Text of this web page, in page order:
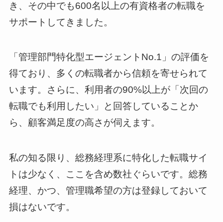
き、その中でも600名以上の有資格者の転職を
サポートしてきました。
「管理部門特化型エージェントNo.1」の評価を
得ており、多くの転職者から信頼を寄せられて
います。さらに、利用者の90%以上が「次回の
転職でも利用したい」と回答していることか
ら、顧客満足度の高さが伺えます。
私の知る限り、総務経理系に特化した転職サイ
トは少なく、ここを含め数社ぐらいです。総務
経理、かつ、管理職希望の方は登録しておいて
損はないです。